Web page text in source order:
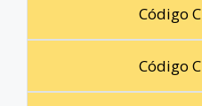
Código
Código